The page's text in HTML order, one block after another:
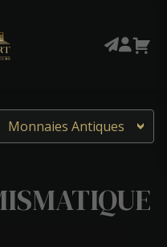
Monnaies Antiques